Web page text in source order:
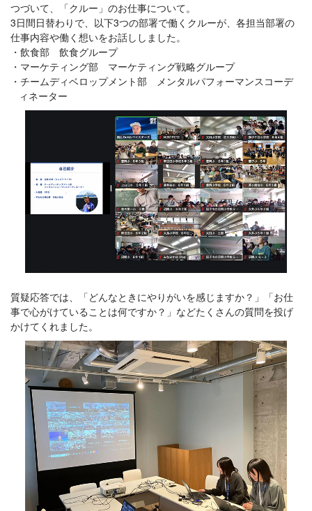
つづいて、「クルー」のお仕事について。
3日間日替わりで、以下3つの部署で働くクルーが、各担当部署の
仕事内容や働く想いをお話ししました。
飲食部 飲食グループ
マーケティング部 マーケティング戦略グループ
チームディベロップメント部 メンタルパフォーマンスコーデ
ィネーター
質疑応答では、「どんなときにやりがいを感じますか？」「お仕
事で心がけていることは何ですか？」などたくさんの質問を投げ
かけてくれました。